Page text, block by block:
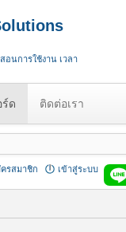
อนการใช้งาน เวลา
ร์ด ติดต่อเรา
เข้าสู่ระบบ
รสมาชิก